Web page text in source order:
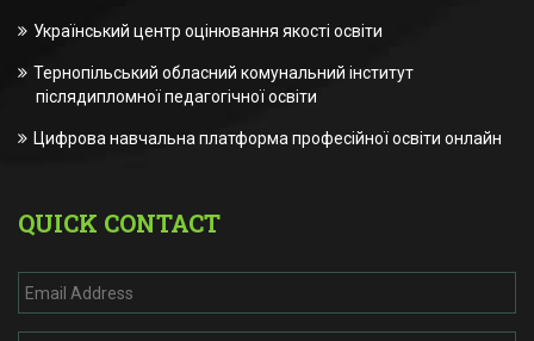
Український центр оцінювання якості освіти
Тернопільський обласний комунальний інститут
післядипломної педагогічної освіти
Цифрова навчальна платформа професійної освіти онлайн
QUICK CONTACT